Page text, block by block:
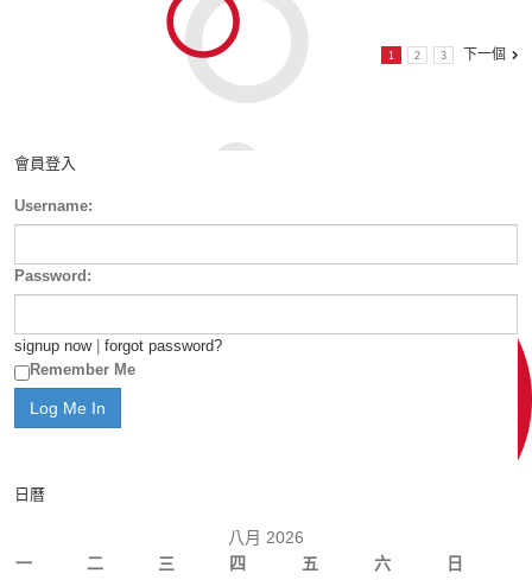
1 2 3 下一個
會員登入
Username:
Password:
signup now| forgot password?
Remember Me
日曆
八月 2026
一
二 三 四 五 六 日